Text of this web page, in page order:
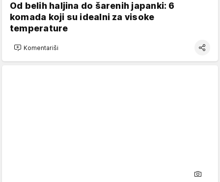
Od belih haljina do šarenih japanki: 6
komada koji su idealni za visoke
temperature
Komentariši